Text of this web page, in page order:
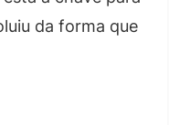
da forma que